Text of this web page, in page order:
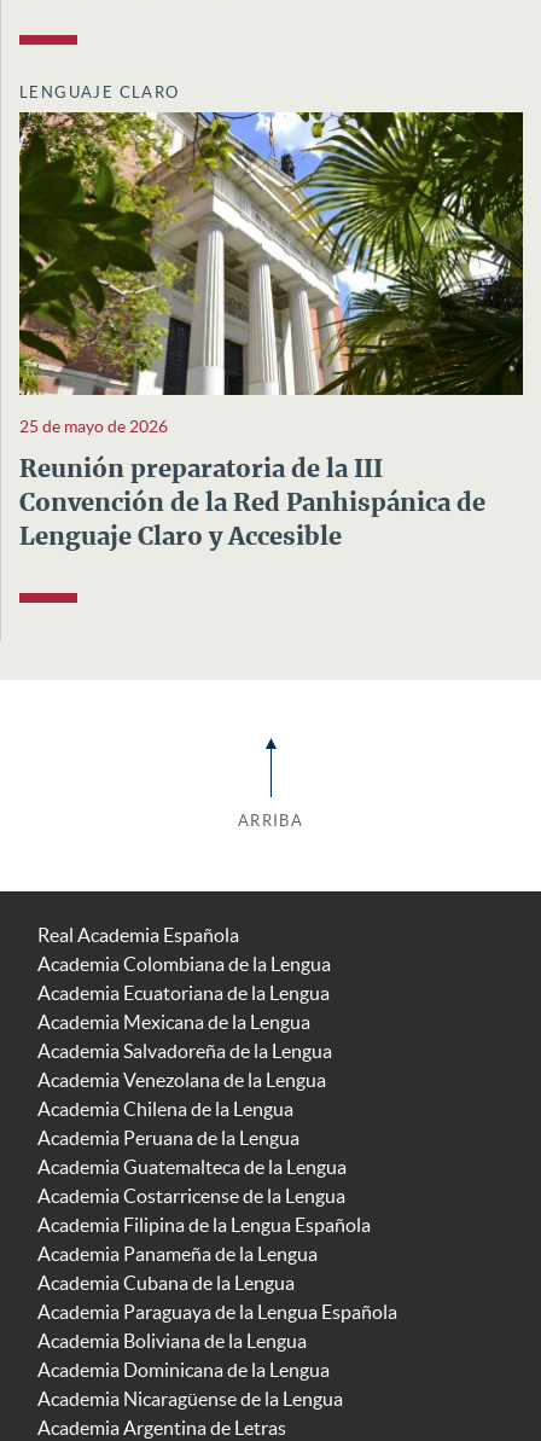
LENGUAJE CLARO
25 de mayo de 2026
Reunión preparatoria de la III
Convención de la Red Panhispánica de
Lenguaje Claro y Accesible
ARRIBA
Real Academia Española
Academia Colombiana de la Lengua
Academia Ecuatoriana de la Lengua
Academia Mexicana de la Lengua
Academia Salvadoreña de la Lengua
Academia Venezolana de la Lengua
Academia Chilena de la Lengua
Academia Peruana de la Lengua
Academia Guatemalteca de la Lengua
Academia Costarricense de la Lengua
Academia Filipina de la Lengua Española
Academia Panameña de la Lengua
Academia Cubana de la Lengua
Academia Paraguaya de la Lengua Española
Academia Boliviana de la Lengua
Academia Dominicana de la Lengua
Academia Nicaragüense de la Lengua
Academia Argentina de Letras